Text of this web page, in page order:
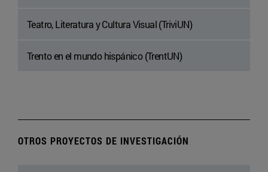
Teatro, Literatura y Cultura Visual (TriviUN)
Trento en el mundo hispánico (TrentUN)
OTROS PROYECTOS DE INVESTIGACIÓN